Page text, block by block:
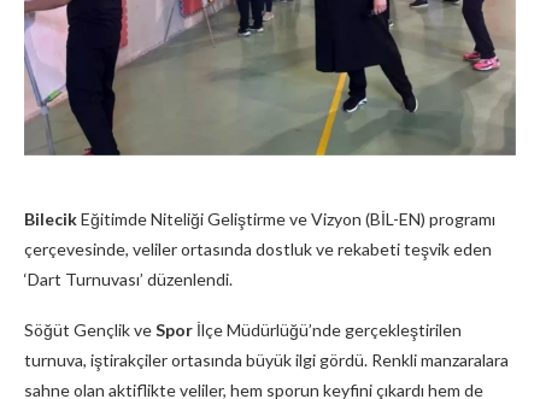
BilecikEğitimde Niteliği Geliştirme ve Vizyon (BİL-EN) programı
çerçevesinde, veliler ortasında dostluk ve rekabeti teşvik eden
‘Dart Turnuvası’ düzenlendi.
Söğüt Gençlik veSpor İlçe Müdürlüğü’nde gerçekleştirilen
turnuva, iştirakçiler ortasında büyük ilgi gördü. Renkli manzaralara
sahne olan aktiflikte veliler, hem sporun keyfini çıkardı hem de